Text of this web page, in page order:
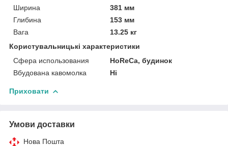
Ширина
381 мм
Глибина
153 мм
Вага
13.25 кг
Користувальницькі характеристики
Сфера использования
HoReCa, будинок
Вбудована кавомолка
Ні
Приховати
Умови доставки
Нова Пошта